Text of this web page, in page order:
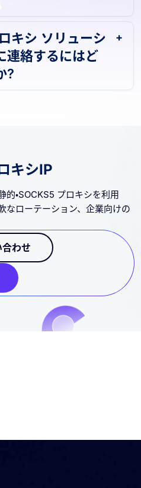
キシ ソリューシ
連絡するにはど
?
キシIP
的・SOCKS5 プロキシを利用
なローテーション、企業向けの
わせ